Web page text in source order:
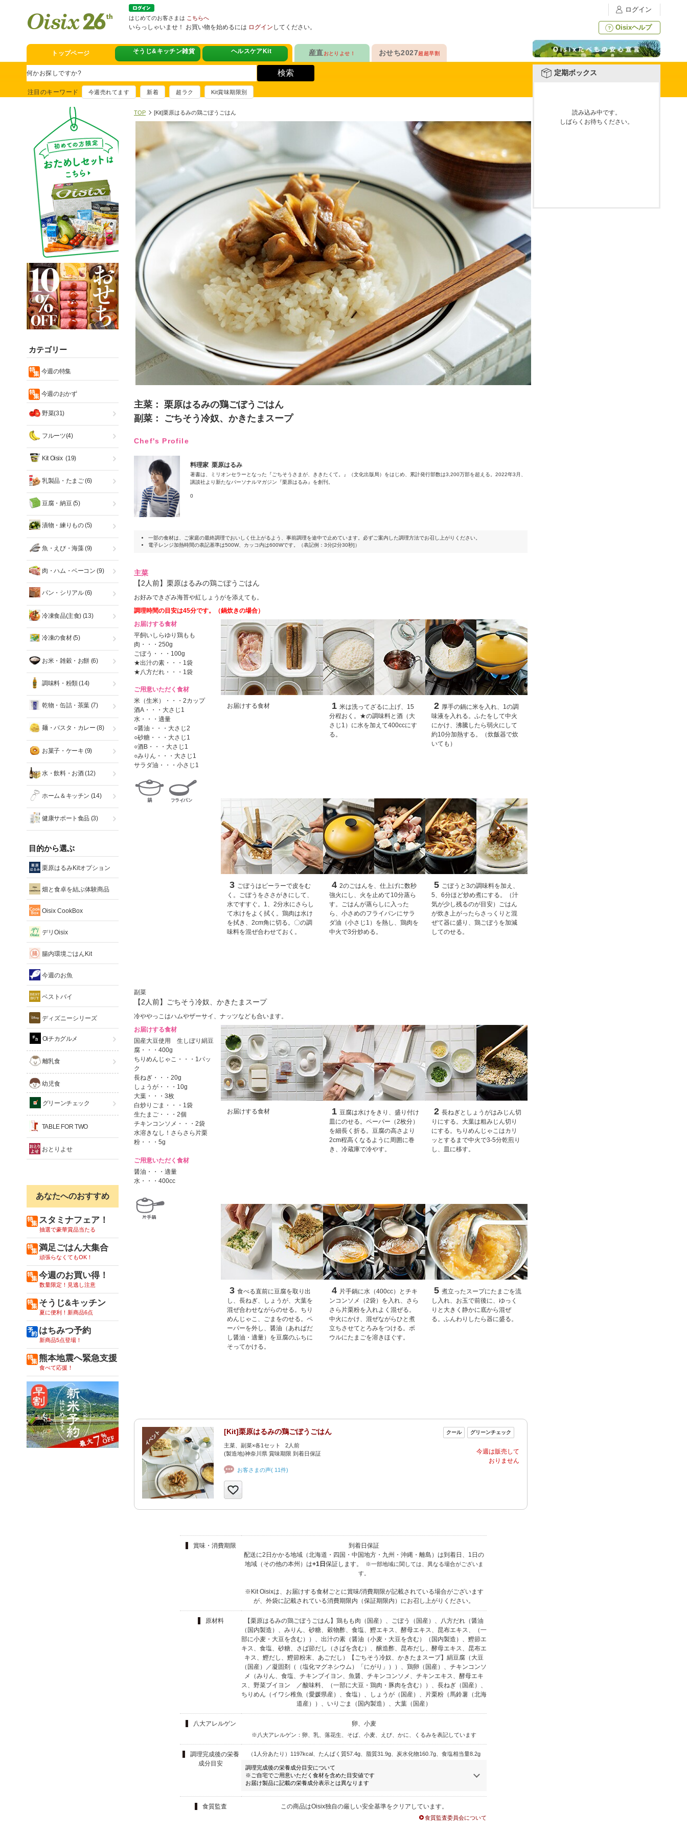
ログイン
Oisixヘルプ
はじめてのお客さまは こちらへ
いらっしゃいませ！ お買い物を始めるには ログイン してください。
トップページ そうじ&キッチン雑貨
豪華賞品が当たるチャンス
満足ごはん大集合
おすすめ！出汁付き肉吸い
イチ推し！今週の魚
真アジのおぼろ昆布〆
そうじ&キッチン雑貨
夏に便利！新商品6点登場
熊本地震への緊急支援
寄付付き商品取り扱い中
ヘルスケアKit
ヘルスケアKit
健康サポート食品
産直おとりよせ！
信州フルーツ定期便
ファンが年々増！
生沼さんの甘熟梨
人気No.4
貴重な黄桃食べ比べ
奥山さんの幸せの黄桃
人気No.5
夏にピッタリ
モチモチ食感チーズ
おせち2027超超早割
らぁ麺おせち
大人も子どもも
家族で楽しめるおせち
クリームチーズたっぷり
人気品目を増量！
家族でたっぷり楽しむ
和・洋・中　よくばりセット
人気二段重「高砂」と
本格中華オードブル
検索
注目のキーワード 今週売れてます 新着 超ラク Kit賞味期限別
定期ボックス
読み込み中です。
しばらくお待ちください。
TOP [Kit]栗原はるみの鶏ごぼうごはん
主菜： 栗原はるみの鶏ごぼうごはん
副菜： ごちそう冷奴、かきたまスープ
Chef's Profile
料理家 栗原はるみ
著書は、ミリオンセラーとなった『ごちそうさまが、ききたくて。』（文化出版局）をはじめ、累計発行部数は3,200万部を超える。2022年3月、
講談社より新たなパーソナルマガジン『栗原はるみ』を創刊。
0
一部の食材は、ご家庭の最終調理でおいしく仕上がるよう、事前調理を途中で止めています。必ずご案内した調理方法でお召し上がりください。
電子レンジ加熱時間の表記基準は500W、カッコ内は600Wです。（表記例：3分[2分30秒]）
主菜
【2人前】栗原はるみの鶏ごぼうごはん
お好みできざみ海苔や紅しょうがを添えても。
調理時間の目安は45分です。（鍋炊きの場合）
お届けする食材
平飼いしらゆり鶏もも
肉・・・250g
ごぼう・・・100g
★出汁の素・・・1袋
★八方だれ・・・1袋
ご用意いただく食材
米（生米）・・・2カップ
酒A・・・大さじ1
水・・・適量
○醤油・・・大さじ2
○砂糖・・・大さじ1
○酒B・・・大さじ1
○みりん・・・大さじ1
サラダ油・・・小さじ1
お届けする食材 1 米は洗ってざるに上げ、15
分程おく。★の調味料と酒（大
さじ1）に水を加えて400ccにす
る。
2 厚手の鍋に米を入れ、1の調
味液を入れる。ふたをして中火
にかけ、沸騰したら弱火にして
約10分加熱する。（炊飯器で炊
いても）
3 ごぼうはピーラーで皮をむ
く。ごぼうをささがきにして、
水ですすぐ。1、2分水にさらし
て水けをよく拭く。鶏肉は水け
を拭き、2cm角に切る。〇の調
味料を混ぜ合わせておく。
4 2のごはんを、仕上げに数秒
強火にし、火を止めて10分蒸ら
す。ごはんが蒸らしに入った
ら、小さめのフライパンにサラ
ダ油（小さじ1）を熱し、鶏肉を
中火で3分炒める。
5 ごぼうと3の調味料を加え、
5、6分ほど炒め煮にする。（汁
気が少し残るのが目安）ごはん
が炊き上がったらさっくりと混
ぜて器に盛り、鶏ごぼうを加減
してのせる。
副菜
【2人前】ごちそう冷奴、かきたまスープ
冷ややっこはハムやザーサイ、ナッツなども合います。
お届けする食材
国産大豆使用 生しぼり絹豆
腐・・・400g
ちりめんじゃこ・・・1パッ
ク
長ねぎ・・・20g
しょうが・・・10g
大葉・・・3枚
白炒りごま・・・1袋
生たまご・・・2個
チキンコンソメ・・・2袋
水溶きなし！さらさら片栗
粉・・・5g
ご用意いただく食材
醤油・・・適量
水・・・400cc
お届けする食材 1 豆腐は水けをきり、盛り付け
皿にのせる。ペーパー（2枚分）
を細長く折る。豆腐の高さより
2cm程高くなるように周囲に巻
き、冷蔵庫で冷やす。
2 長ねぎとしょうがはみじん切
りにする。大葉は粗みじん切り
にする。ちりめんじゃこはカリ
ッとするまで中火で3‐5分乾煎り
し、皿に移す。
3 食べる直前に豆腐を取り出
し、長ねぎ、しょうが、大葉を
混ぜ合わせながらのせる。ちり
めんじゃこ、ごまをのせる。ペ
ーパーを外し、醤油（あればだ
し醤油・適量）を豆腐のふちに
そってかける。
4 片手鍋に水（400cc）とチキ
ンコンソメ（2袋）を入れ、さら
さら片栗粉を入れよく混ぜる。
中火にかけ、混ぜながらひと煮
立ちさせてとろみをつける。ボ
ウルにたまごを溶きほぐす。
5 煮立ったスープにたまごを流
し入れ、お玉で前後に、ゆっく
りと大きく静かに底から混ぜ
る。ふんわりしたら器に盛る。
[Kit]栗原はるみの鶏ごぼうごはん
主菜、副菜×各1セット 2人前
(製造地)神奈川県 賞味期限 到着日保証
お客さまの声( 11件)
賞味・消費期限
到着日保証
配送に2日かかる地域（北海道・四国・中国地方・九州・沖縄・離島）は到着日、1日の
地域（その他の本州）は+1日 保証します。
※一部地域に関しては、異なる場合がございま
す。
※Kit Oisixは、お届けする食材ごとに賞味/消費期限が記載されている場合がございます
が、外袋に記載されている消費期限内（保証期限内）にお召し上がりください。
原材料
【栗原はるみの鶏ごぼうごはん】鶏もも肉（国産）、ごぼう（国産）、八方だれ（醤油
（国内製造）、みりん、砂糖、穀物酢、食塩、鰹エキス、酵母エキス、昆布エキス、（一
部に小麦・大豆を含む））、出汁の素（醤油（小麦・大豆を含む）（国内製造）、鰹節エ
キス、食塩、砂糖、さば節だし（さばを含む）、醸造酢、昆布だし、酵母エキス、昆布エ
キス、鰹だし、鰹節粉末、あごだし）【ごちそう冷奴、かきたまスープ】絹豆腐（大豆
（国産）／凝固剤（（塩化マグネシウム）「にがり」））、鶏卵（国産）、チキンコンソ
メ（みりん、食塩、チキンブイヨン、魚醤、チキンコンソメ、チキンエキス、酵母エキ
ス、野菜ブイヨン ／酸味料、（一部に大豆・鶏肉・豚肉を含む））、長ねぎ（国産）、
ちりめん（イワシ稚魚（愛媛県産）、食塩）、しょうが（国産）、片栗粉（馬鈴薯（北海
道産））、いりごま（国内製造）、大葉（国産）
八大アレルゲン 卵、小麦
※八大アレルゲン：卵、乳、落花生、そば、小麦、えび、かに、くるみを表記しています
調理完成後の栄養
成分目安
（1人分あたり）1197kcal、たんぱく質57.4g、脂質31.9g、炭水化物160.7g、食塩相当量8.2g
調理完成後の栄養成分目安について
※ご自宅でご用意いただく食材を含めた目安値です
お届け製品に記載の栄養成分表示とは異なります
食質監査 この商品はOisix独自の厳しい安全基準をクリアしています。
食質監査委員会について
カテゴリー
今週の特集
今週のおかず
野菜(31)
フルーツ(4)
Kit Oisix (19)
乳製品・たまご(6)
豆腐・納豆(5)
漬物・練りもの(5)
魚・えび・海藻(9)
肉・ハム・ベーコン (9)
パン・シリアル(6)
冷凍食品(主食) (13)
冷凍の食材(5)
お米・雑穀・お餅 (6)
調味料・粉類(14)
乾物・缶詰・茶葉 (7)
麺・パスタ・カレー (8)
お菓子・ケーキ (9)
水・飲料・お酒(12)
ホーム＆キッチン (14)
健康サポート食品 (3)
目的から選ぶ
栗原はるみKitオプション
畑と食卓を結ぶ体験商品
Oisix CookBox
デリOisix
腸内環境ごはんKit
今週のお魚
ベストバイ
ディズニーシリーズ
Oiチカグルメ
離乳食
幼児食
グリーンチェック
TABLE FOR TWO
おとりよせ
あなたへのおすすめ
スタミナフェア！
抽選で豪華賞品当たる
満足ごはん大集合
頑張らなくてもOK！
今週のお買い得！
数量限定！見逃し注意
そうじ&キッチン
夏に便利！新商品6点
はちみつ予約
新商品5点登場！
熊本地震へ緊急支援
食べて応援！